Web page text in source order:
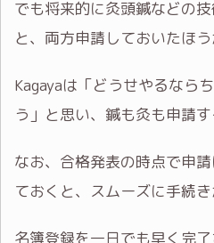
でも将来的に灸頭鍼などの
と、両方申請しておいたほう
Kagayaは「どうせやるなら
う」と思い、鍼も灸も申請す
なお、合格発表の時点で申
ておくと、スムーズに手続き
名簿登録を一日でも早く完